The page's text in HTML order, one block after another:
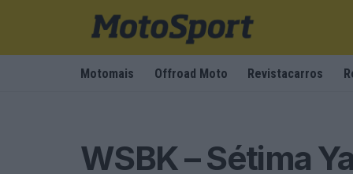
Motomais Offroad Moto Revistacarros
WSBK – Sétima